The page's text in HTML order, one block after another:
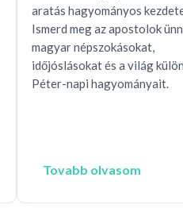
aratás hagyományos
Ismerd meg az apostolok
magyar népszokásokat,
időjóslásokat és a világ
Péter-napi hagyományait.
Tovabb olvasom